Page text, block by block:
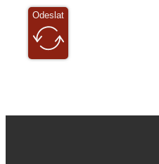
Odeslat